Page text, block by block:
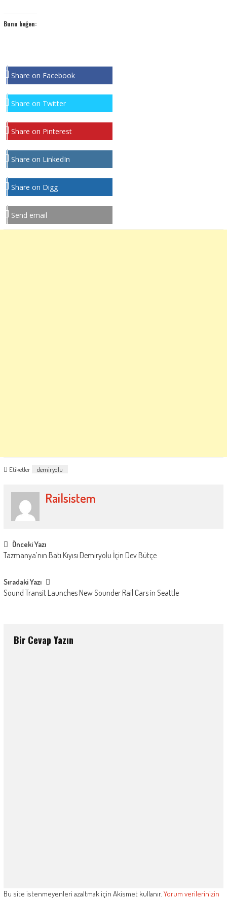
Bunu beğen:
Share on Facebook
Share on Twitter
Share on Pinterest
Share on LinkedIn
Share on Digg
Send email
Etiketler demiryolu
Railsistem
Post
navigation
Önceki Yazı
Tazmanya’nın Batı Kıyısı Demiryolu İçin Dev Bütçe
Sıradaki Yazı
Sound Transit Launches New Sounder Rail Cars in Seattle
Bir Cevap Yazın
Bu site istenmeyenleri azaltmak için Akismet kullanır. Yorum verilerinizin